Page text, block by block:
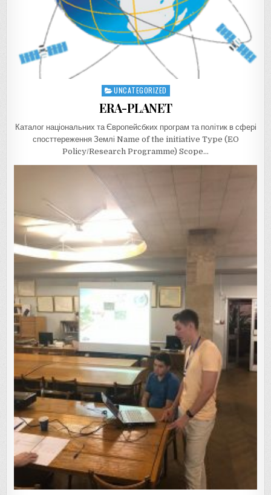
Posted
in
UNCATEGORIZED
ERA-PLANET
Каталог національних та Європейсбких програм та політик в сфері
спосттереження Землі Name of the initiative Type (EO
Policy/Research Programme) Scope…